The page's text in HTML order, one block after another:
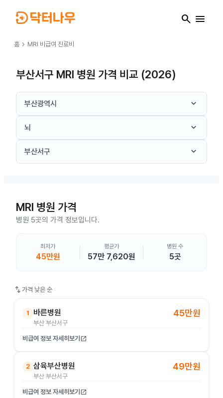
search menu
홈 chevron_right MRI 비급여 진료비
부산서구 MRI 병원 가격 비교 (2026)
부산광역시 keyboard_arrow_down
뇌 keyboard_arrow_down
부산서구 keyboard_arrow_down
MRI 병원 가격
병원 5곳의 가격 정보입니다.
최저가
45만원
평균가
57만 7,620원
병원 수
5곳
swap_vert 가격 낮은 순
1 바른병원
부산 부산서구
45만원
비급여 정보 자세히보기 open_in_new
2 삼육부산병원
부산 부산서구
49만원
비급여 정보 자세히보기 open_in_new